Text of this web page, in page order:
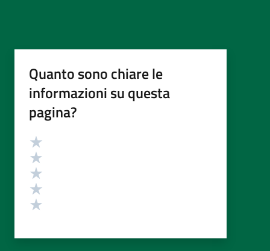
Quanto sono chiare le
informazioni su questa
pagina?
Valutazione